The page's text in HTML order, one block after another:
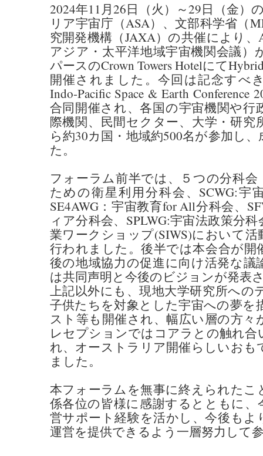
2024年11月26日（火）～29日（金）
リア宇宙庁（ASA）、文部科学省（
究開発機構（JAXA）の共催により、
アジア・太平洋地域宇宙機関会議）
パースのCrown Towers Hotelにて
開催されました。今回は記念すべ
Indo-Pacific Space & Earth Conference
合同開催され、各国の宇宙機関や行
際機関、民間セクター、大学・研究
ら約30カ国・地域約500名が参加し
た。
フォーラム前半では、５つの分科会
ための衛星利用分科会、SCWG:宇
SE4AWG：宇宙教育for All分科会、
ィア分科会、SPLWG:宇宙法政策分
業ワークショップ(SIWS)において活
行われました。後半では本会合が開
後の地域協力の促進に向け活発な議
は共同声明と今後のビジョンが発表
上記以外にも、現地大学研究所への
子供たちを対象とした宇宙への夢を
スト等も開催され、幅広い層の方々
レセプションではコアラとの触れ合
れ、オーストラリア開催らしいおも
ました。
本フォーラムを無事に終えられたこ
係各位の皆様に感謝するとともに、
営サポート経験を活かし、今後もよ
運営を提供できるよう一層努力して